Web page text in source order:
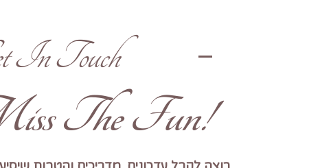
In Touch
!Don't Miss The Fun